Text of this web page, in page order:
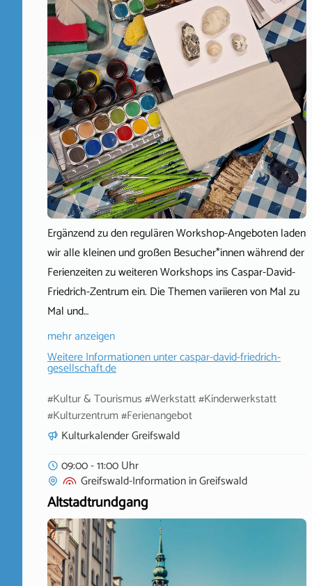
Ergänzend zu den regulären Workshop-Angeboten laden
wir alle kleinen und großen Besucher*innen während der
Ferienzeiten zu weiteren Workshops ins Caspar-David-
Friedrich-Zentrum ein. Die Themen variieren von Mal zu
Mal und…
mehr anzeigen
Weitere Informationen untercaspar-david-friedrich-
gesellschaft.de
#Kultur & Tourismus #Werkstatt #Kinderwerkstatt
#Kulturzentrum #Ferienangebot
Kulturkalender Greifswald
09:00 - 11:00 Uhr
Greifswald-InformationinGreifswald
Altstadtrundgang